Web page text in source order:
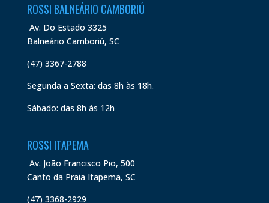
ROSSI BALNEÁRIO CAMBORIÚ
Av. Do Estado 3325
Balneário Camboriú, SC
(47) 3367-2788
Segunda a Sexta: das 8h às 18h.
Sábado: das 8h às 12h
ROSSI ITAPEMA
Av. João Francisco Pio, 500
Canto da Praia Itapema, SC
(47) 3368-2929